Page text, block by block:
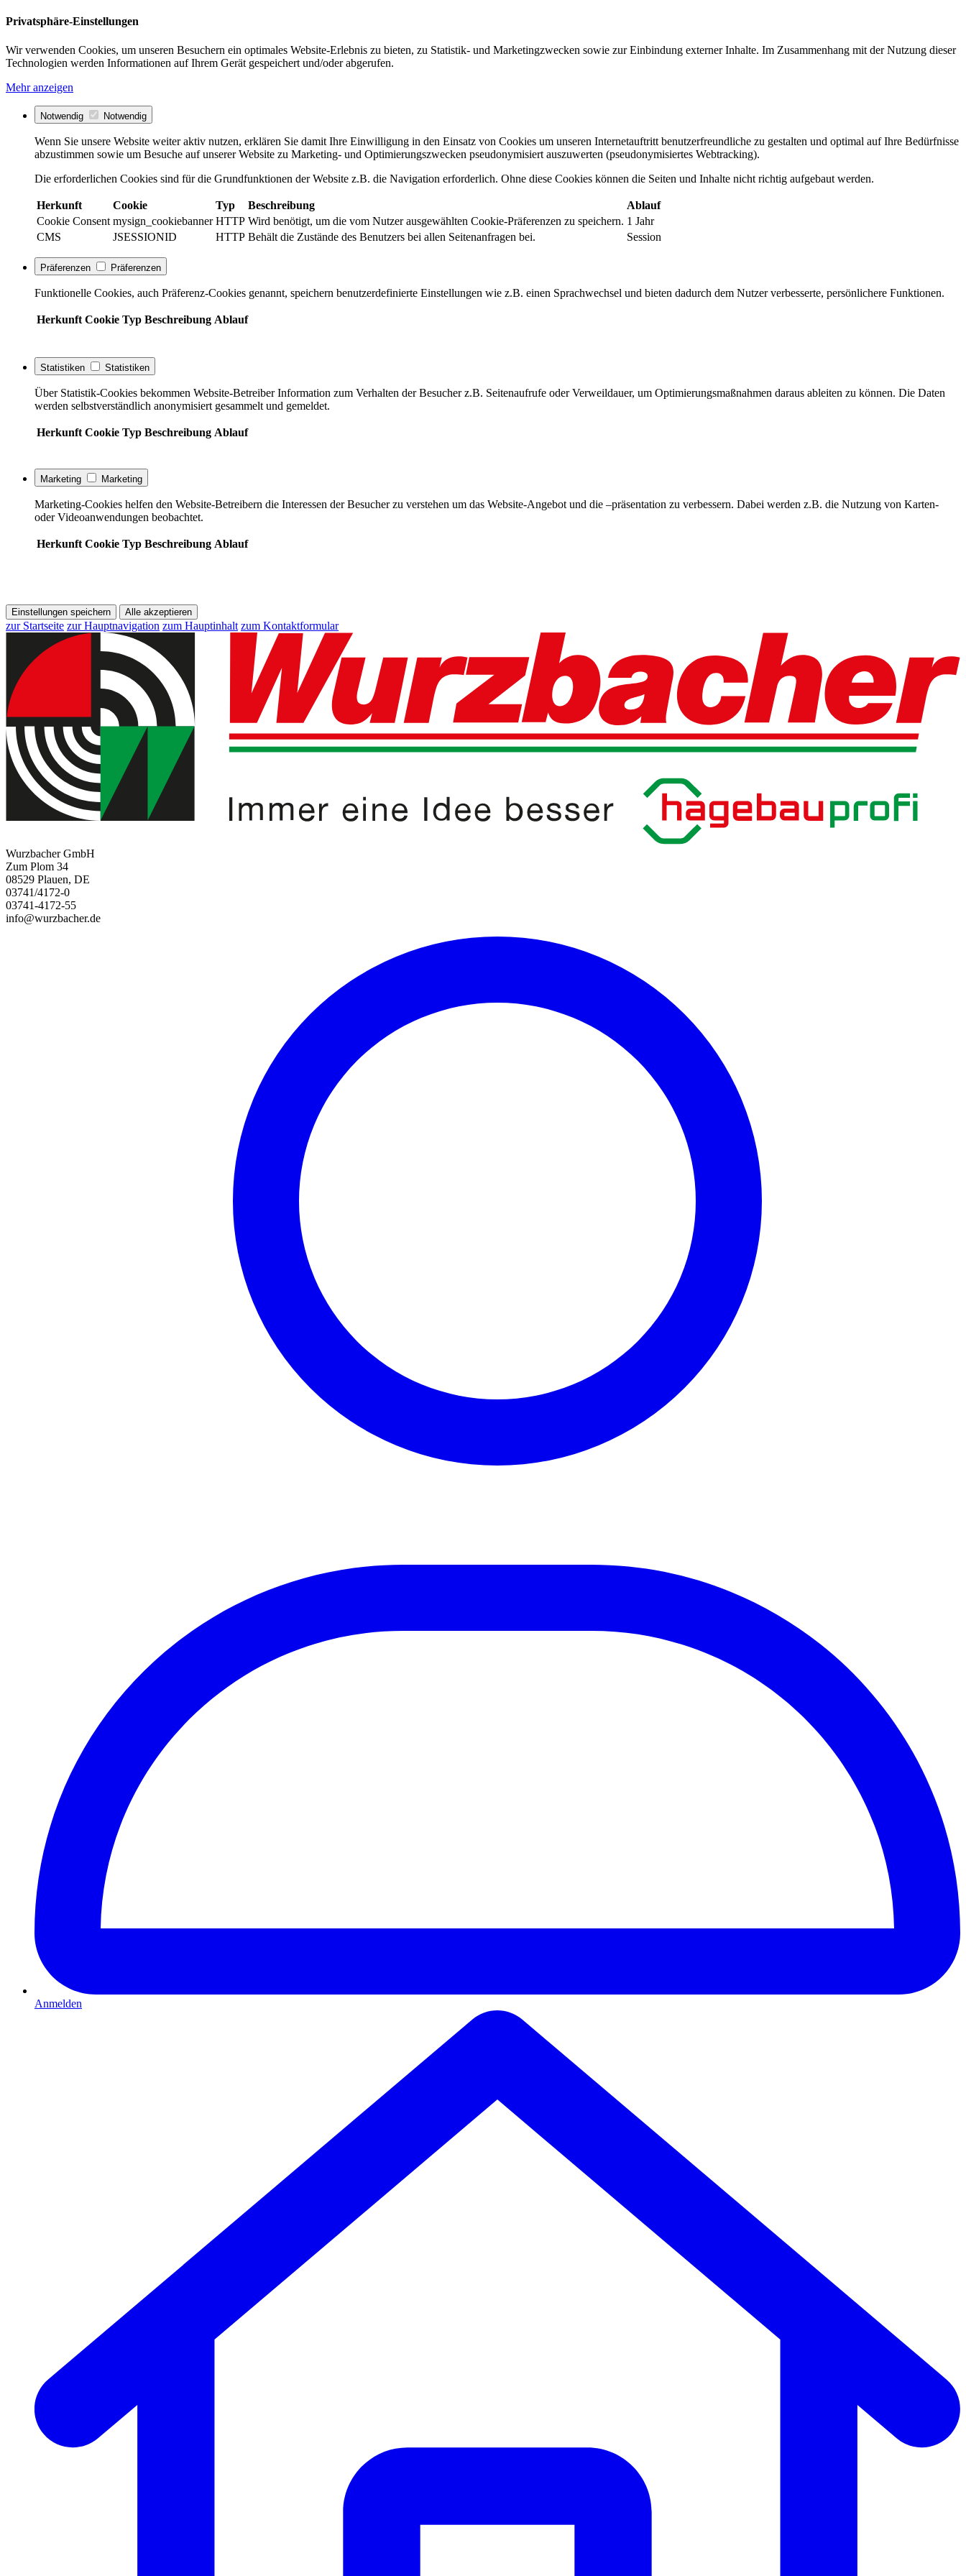
Privatsphäre-Einstellungen
Wir verwenden Cookies, um unseren Besuchern ein optimales Website-Erlebnis zu bieten, zu Statistik- und Marketingzwecken sowie zur Einbindung externer Inhalte. Im Zusammenhang mit der Nutzung dieser
Technologien werden Informationen auf Ihrem Gerät gespeichert und/oder abgerufen.
Mehr anzeigen
Notwendig Notwendig
Wenn Sie unsere Website weiter aktiv nutzen, erklären Sie damit Ihre Einwilligung in den Einsatz von Cookies um unseren Internetauftritt benutzerfreundliche zu gestalten und optimal auf Ihre Bedürfnisse
abzustimmen sowie um Besuche auf unserer Website zu Marketing- und Optimierungszwecken pseudonymisiert auszuwerten (pseudonymisiertes Webtracking).
Die erforderlichen Cookies sind für die Grundfunktionen der Website z.B. die Navigation erforderlich. Ohne diese Cookies können die Seiten und Inhalte nicht richtig aufgebaut werden.
Herkunft Cookie Typ Beschreibung
Ablauf
Cookie Consent mysign_cookiebanner HTTP Wird benötigt, um die vom Nutzer ausgewählten Cookie-Präferenzen zu speichern. 1 Jahr
CMS
JSESSIONID HTTP Behält die Zustände des Benutzers bei allen Seitenanfragen bei. Session
Präferenzen Präferenzen
Funktionelle Cookies, auch Präferenz-Cookies genannt, speichern benutzerdefinierte Einstellungen wie z.B. einen Sprachwechsel und bieten dadurch dem Nutzer verbesserte, persönlichere Funktionen.
Herkunft Cookie Typ Beschreibung Ablauf
Statistiken Statistiken
Über Statistik-Cookies bekommen Website-Betreiber Information zum Verhalten der Besucher z.B. Seitenaufrufe oder Verweildauer, um Optimierungsmaßnahmen daraus ableiten zu können. Die Daten
werden selbstverständlich anonymisiert gesammelt und gemeldet.
Herkunft Cookie Typ Beschreibung Ablauf
Marketing Marketing
Marketing-Cookies helfen den Website-Betreibern die Interessen der Besucher zu verstehen um das Website-Angebot und die –präsentation zu verbessern. Dabei werden z.B. die Nutzung von Karten-
oder Videoanwendungen beobachtet.
Herkunft Cookie Typ Beschreibung Ablauf
Einstellungen speichern Alle akzeptieren
zur Startseite zur Hauptnavigation zum Hauptinhalt zum Kontaktformular
Wurzbacher GmbH
Zum Plom 34
08529 Plauen, DE
03741/4172-0
03741-4172-55
info@wurzbacher.de
Anmelden